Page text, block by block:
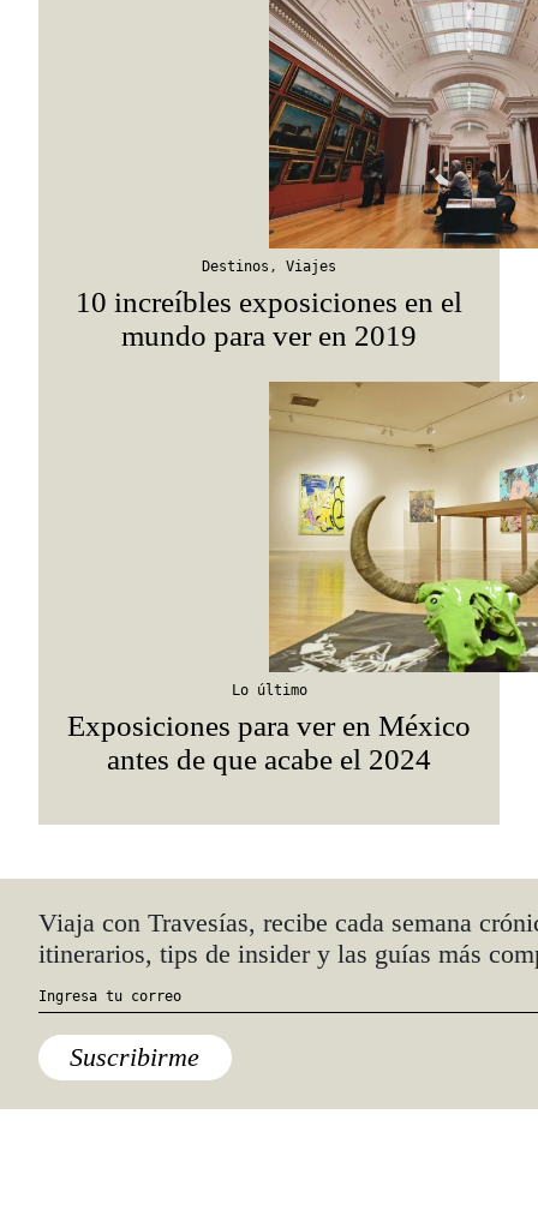
Destinos , Viajes
10 increíbles exposiciones en el
mundo para ver en 2019
Lo último
Exposiciones para ver en México
antes de que acabe el 2024
Anúnciate con nosotros
hola@travesiasmedia.com